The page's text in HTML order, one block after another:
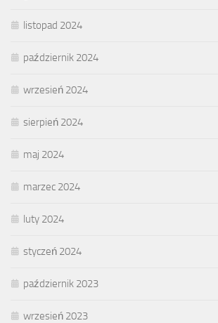
listopad 2024
październik 2024
wrzesień 2024
sierpień 2024
maj 2024
marzec 2024
luty 2024
styczeń 2024
październik 2023
wrzesień 2023